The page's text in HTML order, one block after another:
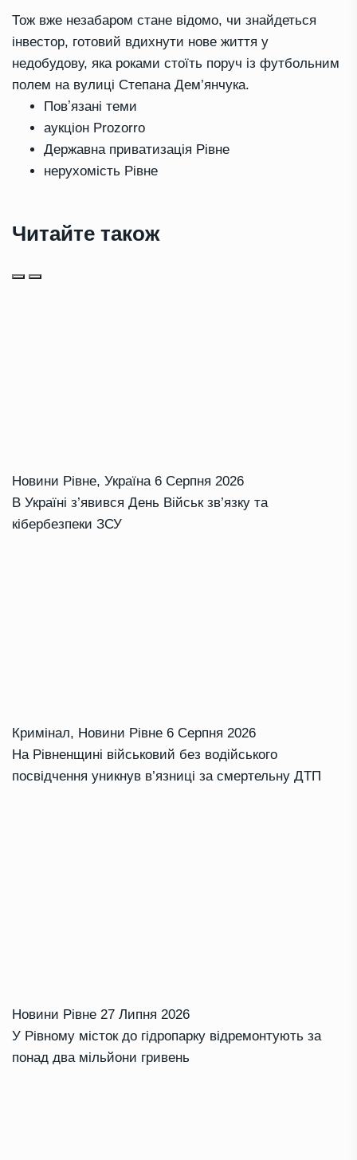
Тож вже незабаром стане відомо, чи знайдеться
інвестор, готовий вдихнути нове життя у
недобудову, яка роками стоїть поруч із футбольним
полем на вулиці Степана Дем’янчука.
Повʼязані теми
аукціон Prozorro
Державна приватизація Рівне
нерухомість Рівне
Читайте також
Новини Рівне, Україна 6 Серпня 2026
В Україні з’явився День Військ зв’язку та
кібербезпеки ЗСУ
Кримінал, Новини Рівне 6 Серпня 2026
На Рівненщині військовий без водійського
посвідчення уникнув в’язниці за смертельну ДТП
Новини Рівне 27 Липня 2026
У Рівному місток до гідропарку відремонтують за
понад два мільйони гривень